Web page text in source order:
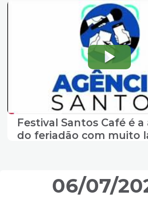
Festival Santos Café é a
do feriadão com muito
06/07/